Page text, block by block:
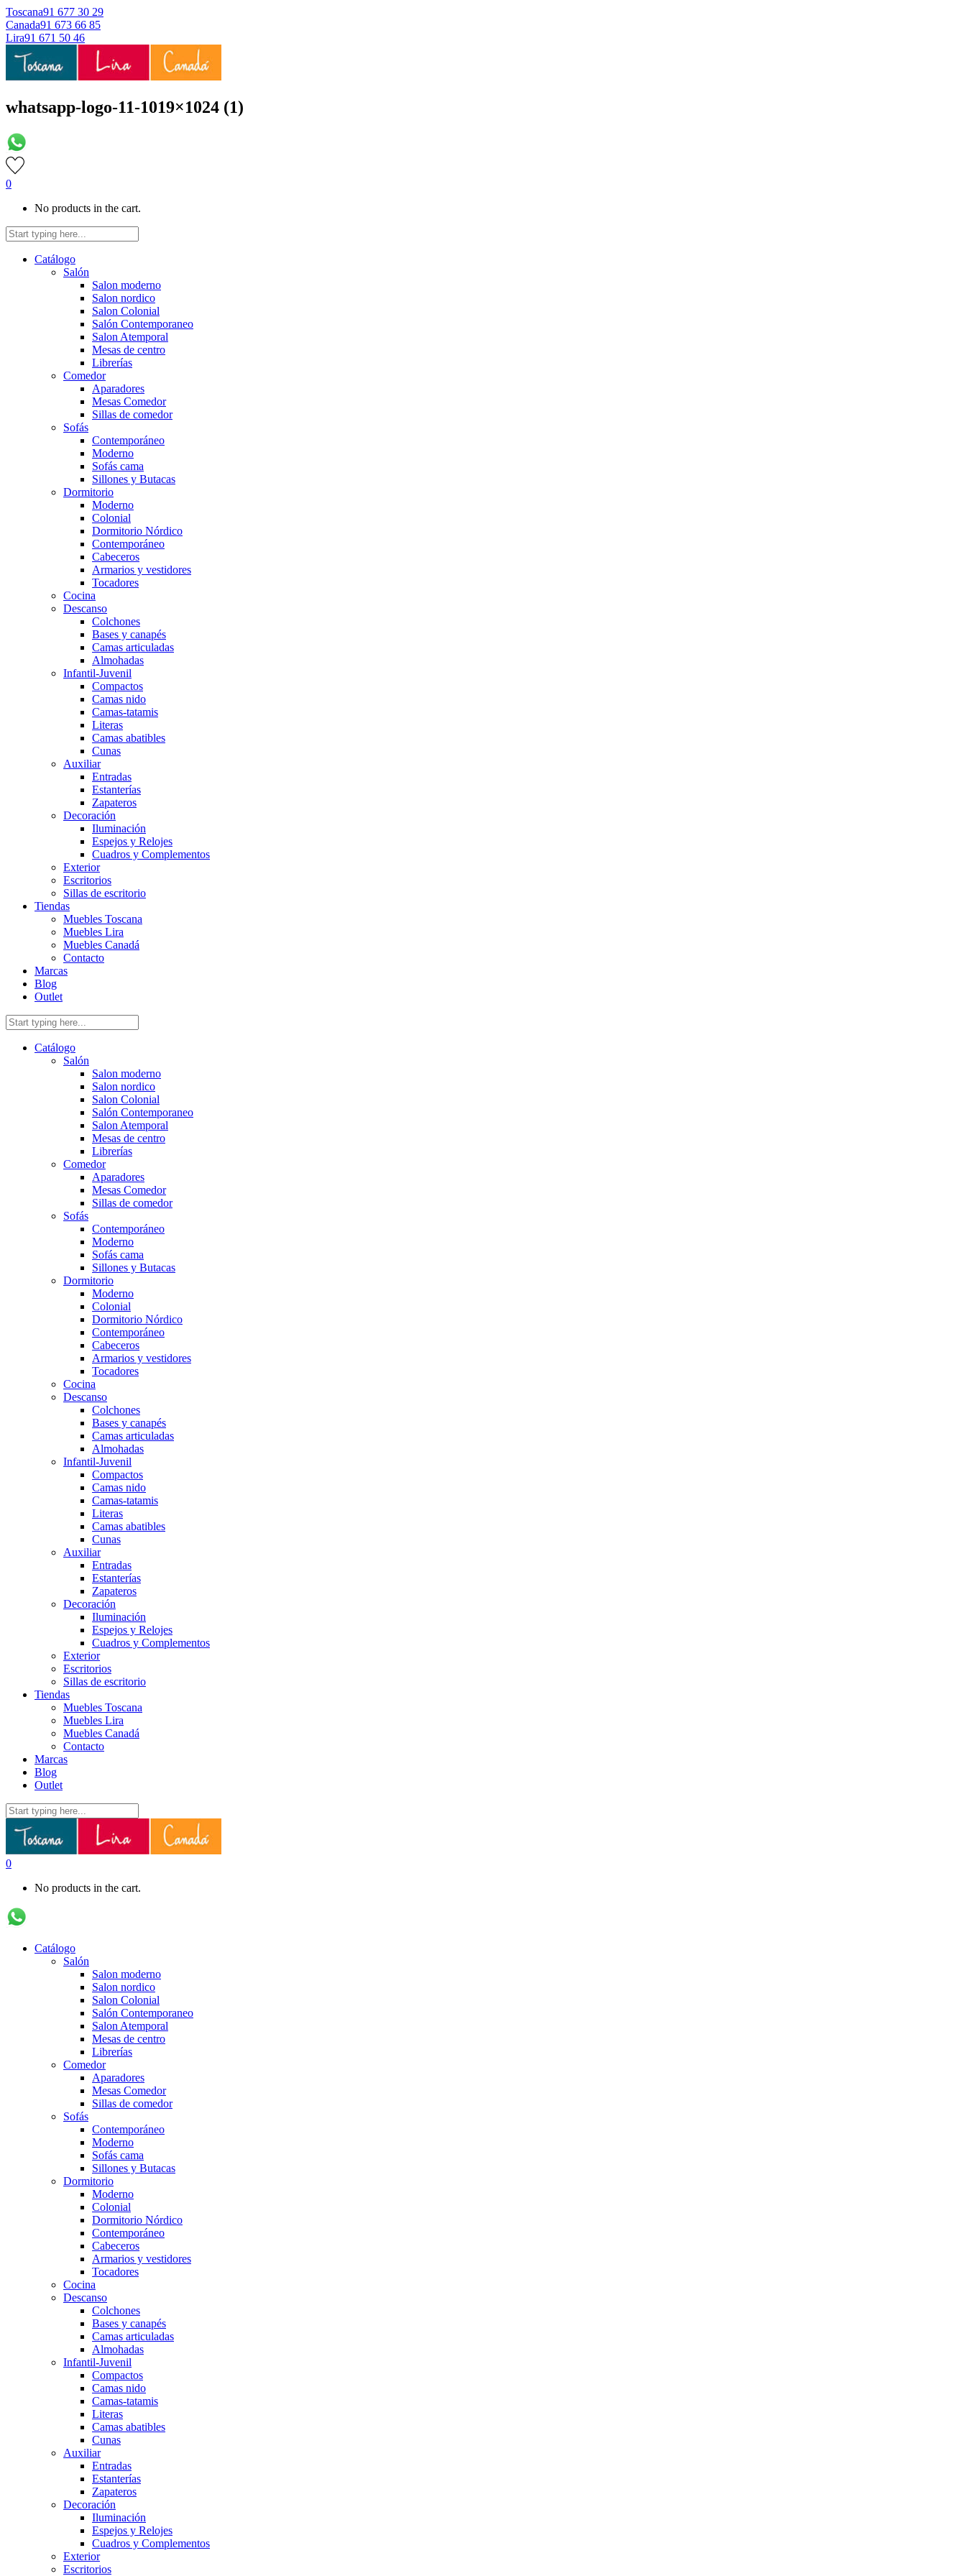
Toscana91 677 30 29
Canada91 673 66 85
Lira91 671 50 46
whatsapp-logo-11-1019×1024 (1)
0
No products in the cart.
Catálogo
Salón
Salon moderno
Salon nordico
Salon Colonial
Salón Contemporaneo
Salon Atemporal
Mesas de centro
Librerías
Comedor
Aparadores
Mesas Comedor
Sillas de comedor
Sofás
Contemporáneo
Moderno
Sofás cama
Sillones y Butacas
Dormitorio
Moderno
Colonial
Dormitorio Nórdico
Contemporáneo
Cabeceros
Armarios y vestidores
Tocadores
Cocina
Descanso
Colchones
Bases y canapés
Camas articuladas
Almohadas
Infantil-Juvenil
Compactos
Camas nido
Camas-tatamis
Literas
Camas abatibles
Cunas
Auxiliar
Entradas
Estanterías
Zapateros
Decoración
Iluminación
Espejos y Relojes
Cuadros y Complementos
Exterior
Escritorios
Sillas de escritorio
Tiendas
Muebles Toscana
Muebles Lira
Muebles Canadá
Contacto
Marcas
Blog
Outlet
Catálogo
Salón
Salon moderno
Salon nordico
Salon Colonial
Salón Contemporaneo
Salon Atemporal
Mesas de centro
Librerías
Comedor
Aparadores
Mesas Comedor
Sillas de comedor
Sofás
Contemporáneo
Moderno
Sofás cama
Sillones y Butacas
Dormitorio
Moderno
Colonial
Dormitorio Nórdico
Contemporáneo
Cabeceros
Armarios y vestidores
Tocadores
Cocina
Descanso
Colchones
Bases y canapés
Camas articuladas
Almohadas
Infantil-Juvenil
Compactos
Camas nido
Camas-tatamis
Literas
Camas abatibles
Cunas
Auxiliar
Entradas
Estanterías
Zapateros
Decoración
Iluminación
Espejos y Relojes
Cuadros y Complementos
Exterior
Escritorios
Sillas de escritorio
Tiendas
Muebles Toscana
Muebles Lira
Muebles Canadá
Contacto
Marcas
Blog
Outlet
0
No products in the cart.
Catálogo
Salón
Salon moderno
Salon nordico
Salon Colonial
Salón Contemporaneo
Salon Atemporal
Mesas de centro
Librerías
Comedor
Aparadores
Mesas Comedor
Sillas de comedor
Sofás
Contemporáneo
Moderno
Sofás cama
Sillones y Butacas
Dormitorio
Moderno
Colonial
Dormitorio Nórdico
Contemporáneo
Cabeceros
Armarios y vestidores
Tocadores
Cocina
Descanso
Colchones
Bases y canapés
Camas articuladas
Almohadas
Infantil-Juvenil
Compactos
Camas nido
Camas-tatamis
Literas
Camas abatibles
Cunas
Auxiliar
Entradas
Estanterías
Zapateros
Decoración
Iluminación
Espejos y Relojes
Cuadros y Complementos
Exterior
Escritorios